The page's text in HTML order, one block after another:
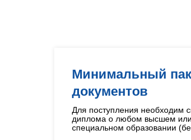
Минимальный
документов
Для поступления необходим
диплома о любом высшем
специальном образовании